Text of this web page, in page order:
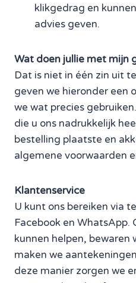
klikgedrag en
advies geven.
Wat doen jullie met mijn
Dat is niet in één zin uit
geven we hieronder een
we wat precies
die u ons nadrukkelijk
bestelling plaatste en
algemene voorwaarden
Klantenservice
U kunt ons bereiken via
Facebook en WhatsApp.
kunnen helpen, bewaren
maken we
deze manier zorgen we